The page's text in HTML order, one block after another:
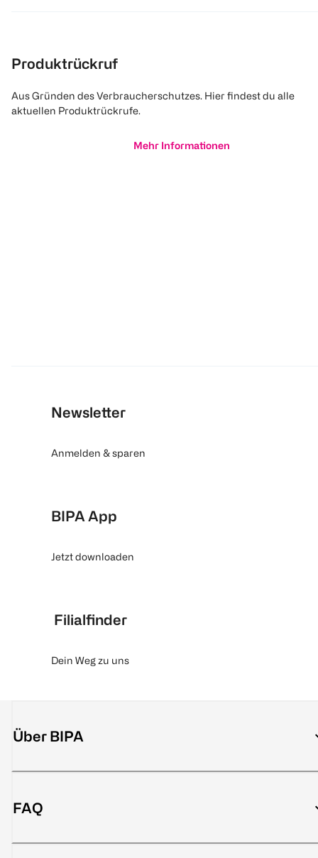
Produktrückruf
Aus Gründen des Verbraucherschutzes. Hier findest du alle
aktuellen Produktrückrufe.
Mehr Informationen
Newsletter
Anmelden & sparen
BIPA App
Jetzt downloaden
Filialfinder
Dein Weg zu uns
Über BIPA
FAQ